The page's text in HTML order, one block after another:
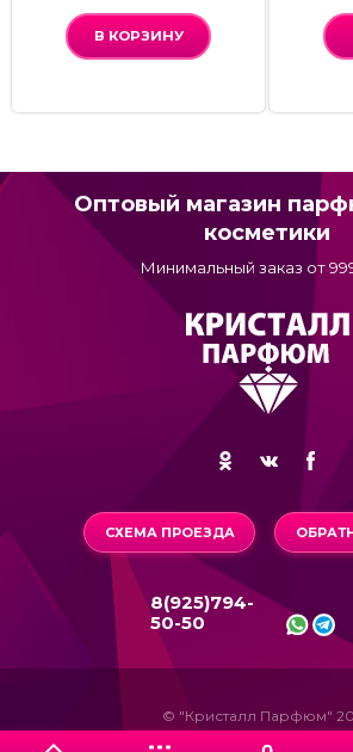
В КОРЗИНУ
Оптовый магазин
косметики
Минимальный заказ от
СХЕМА ПРОЕЗДА
8(925)794-
50-50
© "Кристалл Парфюм"